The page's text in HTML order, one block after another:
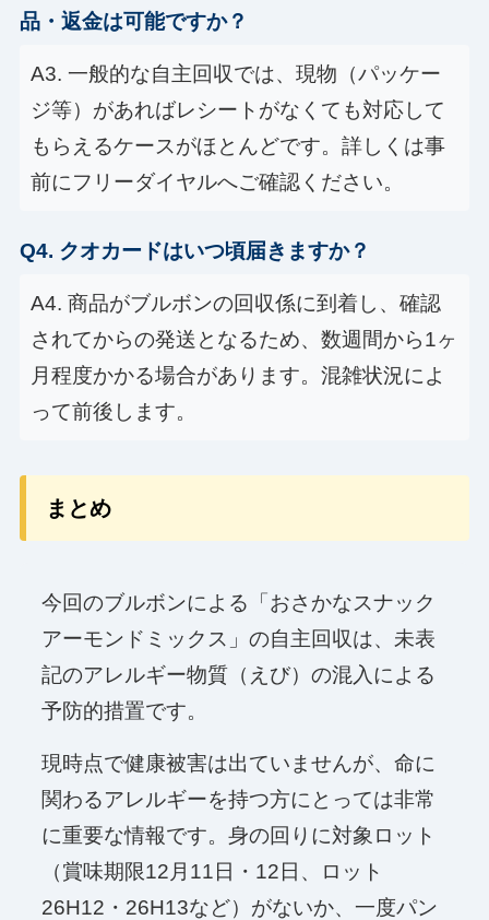
品・返金は可能ですか？
A3. 一般的な自主回収では、現物（パッケー
ジ等）があればレシートがなくても対応して
もらえるケースがほとんどです。詳しくは事
前にフリーダイヤルへご確認ください。
Q4. クオカードはいつ頃届きますか？
A4. 商品がブルボンの回収係に到着し、確認
されてからの発送となるため、数週間から1ヶ
月程度かかる場合があります。混雑状況によ
って前後します。
まとめ
今回のブルボンによる「おさかなスナック
アーモンドミックス」の自主回収は、未表
記のアレルギー物質（えび）の混入による
予防的措置です。
現時点で健康被害は出ていませんが、命に
関わるアレルギーを持つ方にとっては非常
に重要な情報です。身の回りに対象ロット
（賞味期限12月11日・12日、ロット
26H12・26H13など）がないか、一度パン